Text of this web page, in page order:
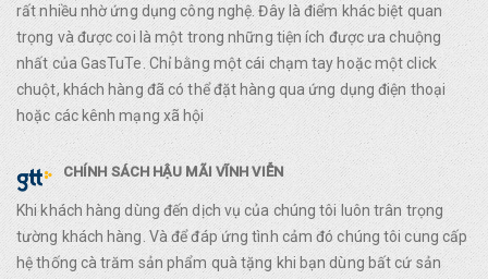
rất nhiều nhờ ứng dụng công nghệ. Đây là điểm khác biệt quan
trọng và được coi là một trong những tiện ích được ưa chuộng
nhất của GasTuTe. Chỉ bằng một cái chạm tay hoặc một click
chuột, khách hàng đã có thể đặt hàng qua ứng dụng điện thoại
hoặc các kênh mạng xã hội
CHÍNH SÁCH HẬU MÃI VĨNH VIỄN
Khi khách hàng dùng đến dịch vụ của chúng tôi luôn trân trọng
tường khách hàng. Và để đáp ứng tình cảm đó chúng tôi cung cấp
hệ thống cà trăm sản phẩm quà tặng khi bạn dùng bất cứ sản